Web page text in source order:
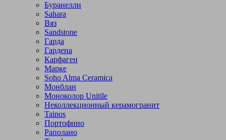
Буранелли
Sahara
Вяз
Sandstone
Гарда
Гардена
Карфаген
Марке
Soho Alma Ceramica
Монблан
Моноколор Unitile
Неколлекционный керамогранит
Tainos
Портофино
Раполано